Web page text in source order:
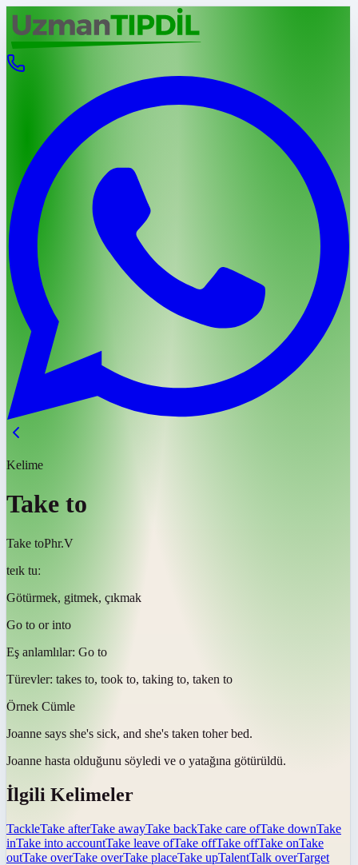
Kelime
Take to
Take toPhr.V
teɪk tuː
Götürmek, gitmek, çıkmak
Go to or into
Eş anlamlılar: Go to
Türevler: takes to, took to, taking to, taken to
Örnek Cümle
Joanne says she's sick, and she's taken toher bed.
Joanne hasta olduğunu söyledi ve o yatağına götürüldü.
İlgili Kelimeler
TackleTake afterTake awayTake backTake care ofTake downTake
inTake into accountTake leave ofTake offTake offTake onTake
outTake overTake overTake placeTake upTalentTalk overTarget